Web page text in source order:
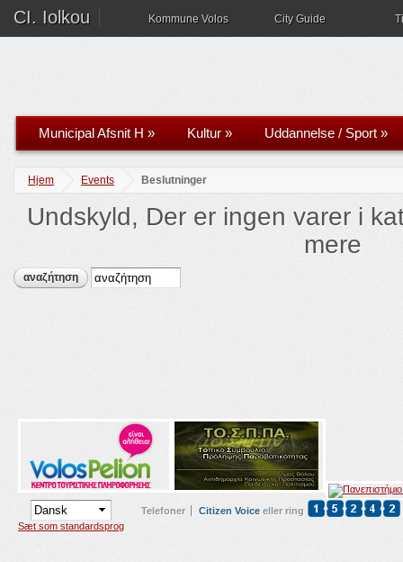
CI. Iolkou Kommune Volos City Guide
Municipal Afsnit H » Kultur » Uddannelse / Sport »
Hjem Events Beslutninger
Undskyld, Der er ingen varer i
mere
Sæt som standardsprog
Telefoner Citizen Voice eller ring